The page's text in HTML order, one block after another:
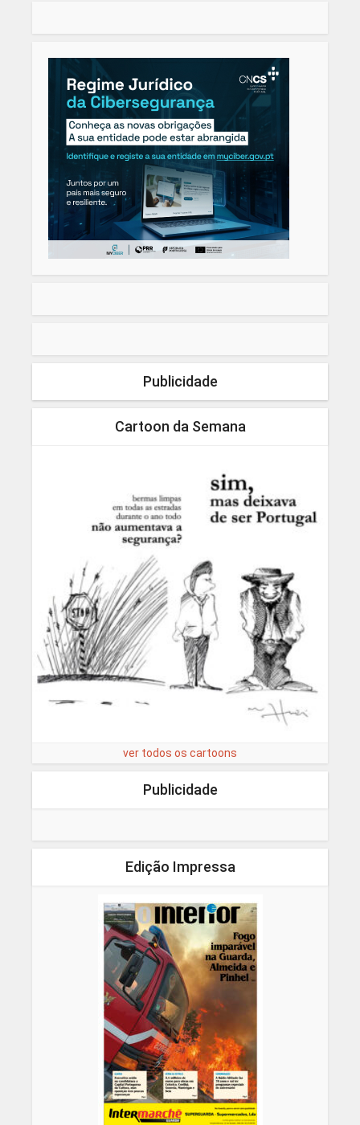
Publicidade
Cartoon da Semana
ver todos os cartoons
Publicidade
Edição Impressa